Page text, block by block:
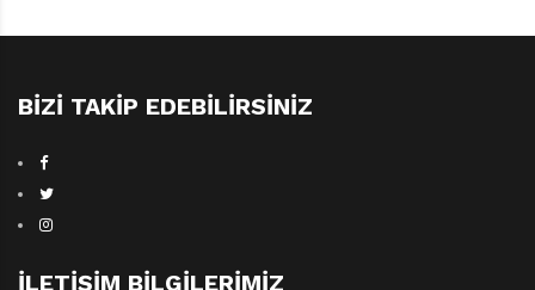
BIZI TAKIP EDEBILIRSINIZ
İLETIŞIM BILGILERIMIZ